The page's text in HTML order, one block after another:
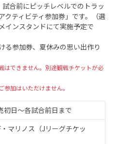
合前にピッチレベルでのトラッ
クティビティ参加券」です。（選
インスタンドにて実施予定で
る参加券、夏休みの思い出作り
できません。別途観戦チケットが必
加はいただけません。
初日～各試合前日まで
マリノス（Jリーグチケッ